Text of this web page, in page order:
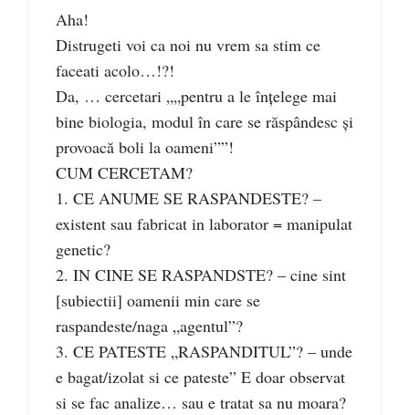
Aha!
Distrugeti voi ca noi nu vrem sa stim ce
faceati acolo…!?!
Da, … cercetari „„pentru a le înţelege mai
bine biologia, modul în care se răspândesc şi
provoacă boli la oameni””!
CUM CERCETAM?
1. CE ANUME SE RASPANDESTE? –
existent sau fabricat in laborator = manipulat
genetic?
2. IN CINE SE RASPANDSTE? – cine sint
[subiectii] oamenii min care se
raspandeste/naga „agentul”?
3. CE PATESTE „RASPANDITUL”? – unde
e bagat/izolat si ce pateste” E doar observat
si se fac analize… sau e tratat sa nu moara?